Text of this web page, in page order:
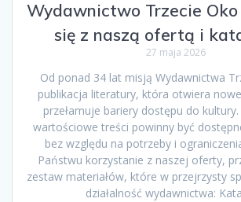
Wydawnictwo Trzecie Oko
się z naszą ofertą i
27 maja 2026
Od ponad 34 lat misją Wydawnictwa
publikacja literatury, która otwiera
przełamuje bariery dostępu do
wartościowe treści powinny być
bez względu na potrzeby i
Państwu korzystanie z naszej oferty,
zestaw materiałów, które w przejrzysty
działalność wydawnictwa: